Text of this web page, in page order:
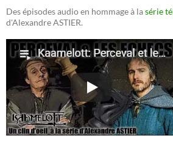
Des épisodes audio en hommage à lasérie
d'Alexandre ASTIER.